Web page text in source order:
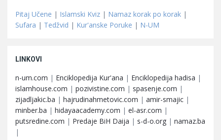
Pitaj Učene | Islamski Kviz | Namaz korak po korak |
Sufara | Tedžvid | Kur'anske Poruke | N-UM
LINKOVI
n-um.com | Enciklopedija Kur'ana | Enciklopedija hadisa |
islamhouse.com | pozivistine.com | spasenje.com |
zijadljakic.ba | hajrudinahmetovic.com | amir-smajic |
minber.ba | hidayaacademy.com | el-asr.com |
putsredine.com | Predaje BiH Daija | s-d-o.org | namaz.ba
|